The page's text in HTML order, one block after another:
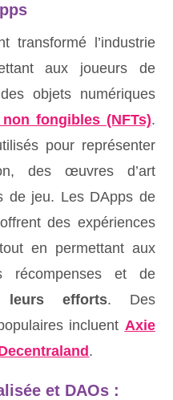
transformé l’industrie
aux joueurs de
objets numériques
fongibles (NFTs).
pour représenter
des œuvres d’art
de jeu. Les DApps de
des expériences
en permettant aux
récompenses et de
leurs efforts. Des
incluent Axie
.
et DAOs :